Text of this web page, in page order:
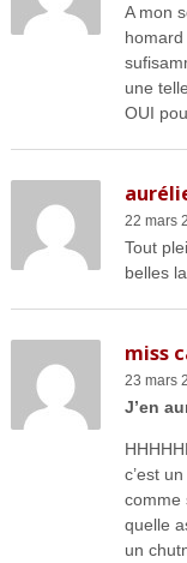
A mon
homard
une
OUI
22 mars
Tout
belles
miss
23 mars
J’en
c’est
comme
quelle
un